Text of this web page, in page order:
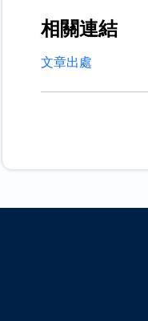
相關連結
文章出處